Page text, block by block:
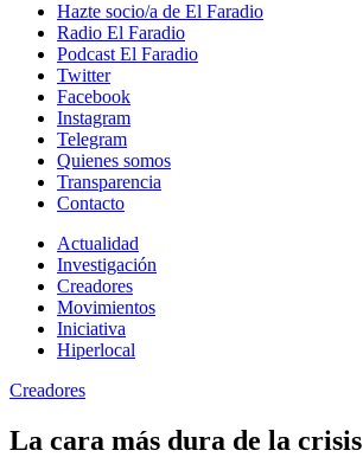
Hazte socio/a de El Faradio
Radio El Faradio
Podcast El Faradio
Twitter
Facebook
Instagram
Telegram
Quienes somos
Transparencia
Contacto
Actualidad
Investigación
Creadores
Movimientos
Iniciativa
Hiperlocal
Creadores
La cara más dura de la crisis